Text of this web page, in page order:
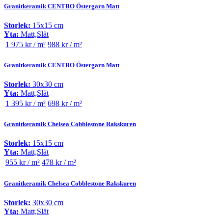
Granitkeramik CENTRO Östergarn Matt
Storlek: 15x15 cm
Yta: Matt,Slät
1 975 kr / m² 988 kr / m²
Granitkeramik CENTRO Östergarn Matt
Storlek: 30x30 cm
Yta: Matt,Slät
1 395 kr / m² 698 kr / m²
Granitkeramik Chelsea Cobblestone Rakskuren
Storlek: 15x15 cm
Yta: Matt,Slät
955 kr / m² 478 kr / m²
Granitkeramik Chelsea Cobblestone Rakskuren
Storlek: 30x30 cm
Yta: Matt,Slät